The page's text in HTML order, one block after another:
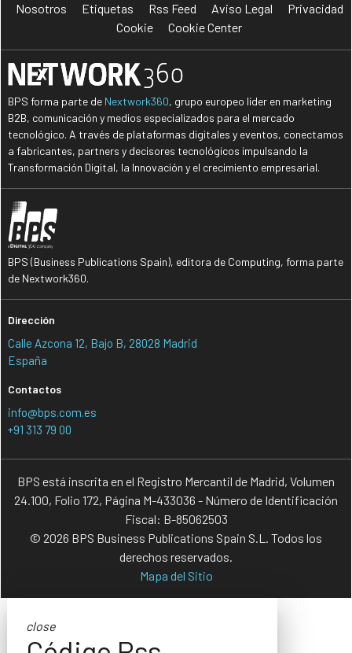
Nosotros Etiquetas Rss Feed Aviso Legal
Privacidad
Cookie
Cookie Center
BPS forma parte de Nextwork360, grupo europeo líder en marketing
B2B, comunicación y medios especializados para el mercado
tecnológico. A través de plataformas digitales y eventos, conectamos
a fabricantes, partners y decisores tecnológicos impulsando la
Transformación Digital, la Innovación y el crecimiento empresarial.
BPS (Business Publications Spain), editora de Computing, forma parte
de Nextwork360.
Dirección
Calle Azcona 12, Bajo B, 28028 Madrid
España
Contactos
info@bps.com.es
+91 313 79 00
BPS está inscrita en el Registro Mercantil de Madrid, Volumen
24.100, Folio 172, Página M-433036 - Número de Identificación
Fiscal: B-85062503
© 2026 BPS Business Publications Spain S.L. Todos los
derechos reservados.
Mapa del Sitio
close